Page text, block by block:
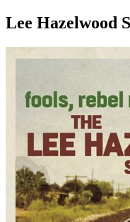
Lee Hazelwood